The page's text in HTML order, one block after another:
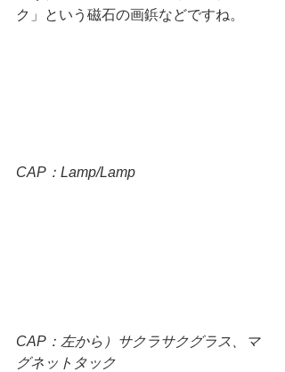
ク」という磁石の画鋲などですね。
CAP：Lamp/Lamp
CAP：左から）サクラサクグラス、マ
グネットタック